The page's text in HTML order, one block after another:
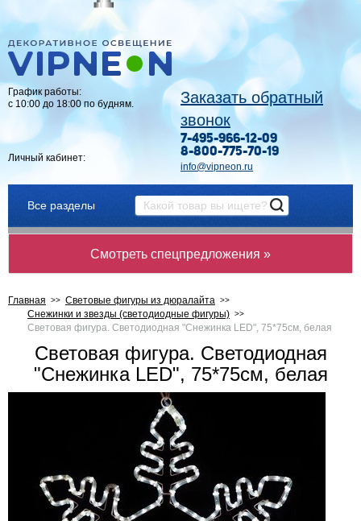
График работы:
с 10:00 до 18:00 по будням.
Личный кабинет:
Заказать обратный
звонок
7-495-966-12-09
8-800-775-70-19
info@vipneon.ru
Все разделы
Смотреть спецпредложения »
Главная
Световые фигуры из дюралайта
Снежинки и звезды (светодиодные фигуры)
Световая фигура. Светодиодная "Снежинка LED", 75*75см, белая
Световая фигура. Светодиодная
"Снежинка LED", 75*75см, белая